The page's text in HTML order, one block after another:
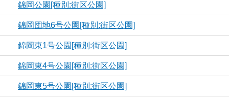
錦岡公園[種別:街区公園]
錦岡団地6号公園[種別:街区公園]
錦岡東1号公園[種別:街区公園]
錦岡東4号公園[種別:街区公園]
錦岡東5号公園[種別:街区公園]